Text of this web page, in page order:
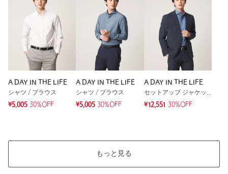
A DAY IN THE LIFE
シャツ / ブラウス
¥5,005 30%OFF
A DAY IN THE LIFE
シャツ / ブラウス
¥5,005 30%OFF
A DAY IN THE LIFE
セットアップ ジャケット
¥12,551 30%OFF
もっと見る